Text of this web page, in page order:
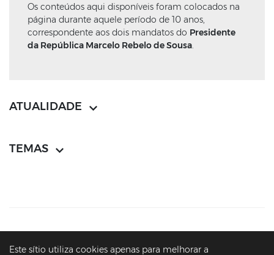
Este sítio utiliza cookies apenas para melhorar a
Os conteúdos aqui disponíveis foram colocados na
página durante aquele período de 10 anos,
correspondente aos dois mandatos do Presidente
da República Marcelo Rebelo de Sousa.
ATUALIDADE
TEMAS